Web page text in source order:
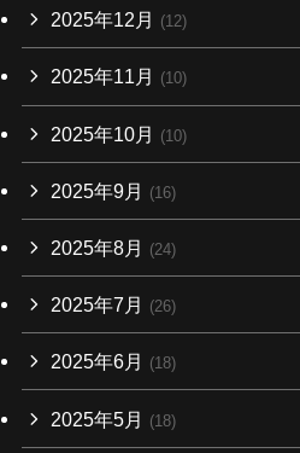
2025年12月 (12)
2025年11月 (10)
2025年10月 (10)
2025年9月 (16)
2025年8月 (24)
2025年7月 (26)
2025年6月 (18)
2025年5月 (18)